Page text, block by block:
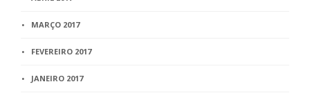
MARÇO 2017
FEVEREIRO 2017
JANEIRO 2017